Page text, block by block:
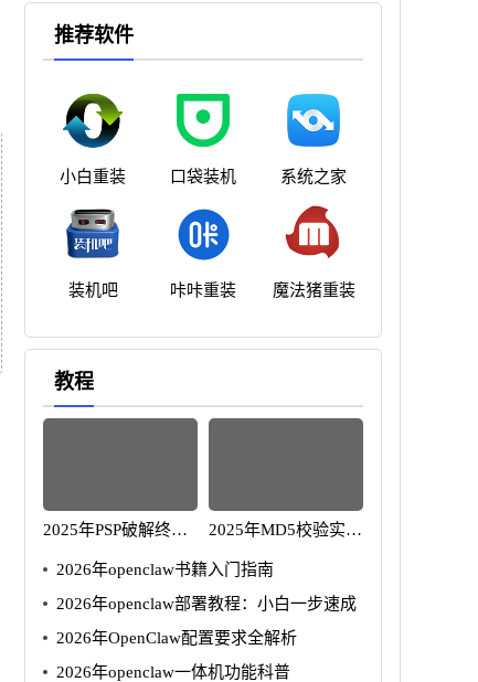
推荐软件
小白重装 口袋装机 系统之家
装机吧 咔咔重装 魔法猪重装
教程
2025年PSP破解终极
2025年MD5校验实用
2026年openclaw书籍入门指南
2026年openclaw部署教程：小白一步速成
2026年OpenClaw配置要求全解析
2026年openclaw一体机功能科普